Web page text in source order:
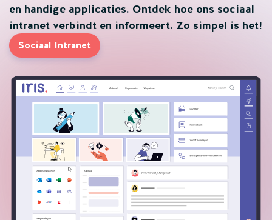
en handige applicaties. Ontdek hoe ons sociaal
intranet verbindt en informeert. Zo simpel is het!
Sociaal Intranet